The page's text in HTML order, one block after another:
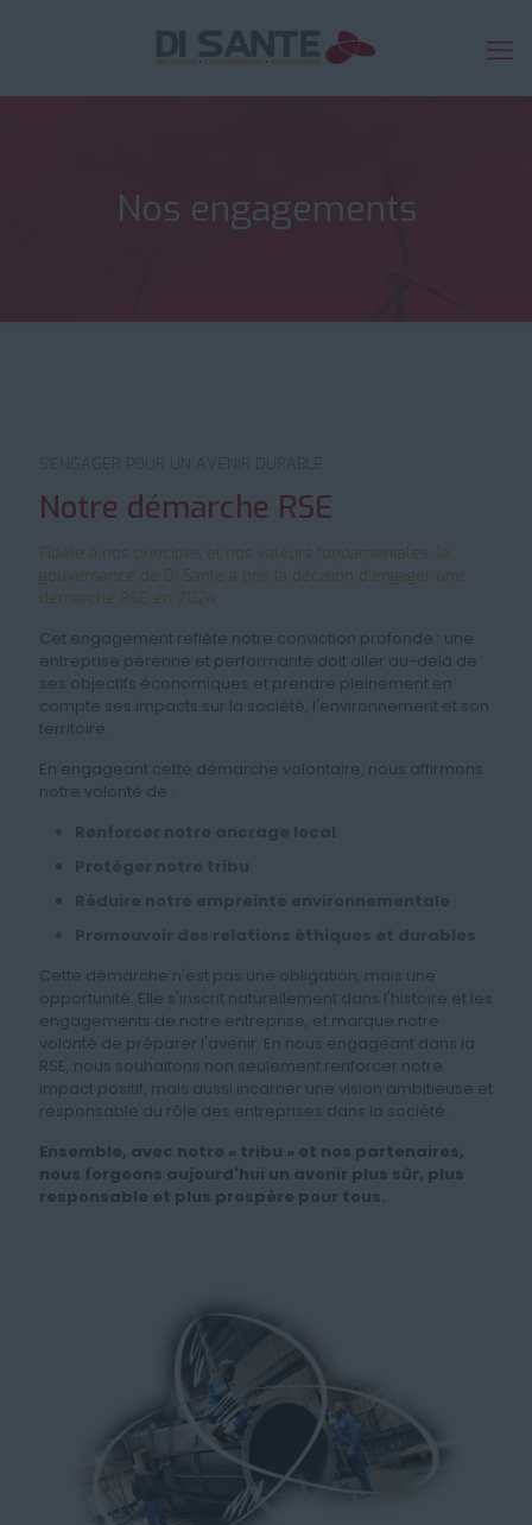
Nos engagements
Notre démarche RSE
Fidèle à nos principes et nos valeurs fondamentales, la
gouvernance de Di Sante a pris la décision d’engager une
démarche RSE en 2024.
Cet engagement reflète notre conviction profonde : une
entreprise pérenne et performante doit aller au-delà de
ses objectifs économiques et prendre pleinement en
compte ses impacts sur la société, l'environnement et son
territoire.
En engageant cette démarche volontaire, nous affirmons
notre volonté de :
Cette démarche n'est pas une obligation, mais une
opportunité. Elle s'inscrit naturellement dans l'histoire et les
engagements de notre entreprise, et marque notre
volonté de préparer l'avenir. En nous engageant dans la
RSE, nous souhaitons non seulement renforcer notre
impact positif, mais aussi incarner une vision ambitieuse et
responsable du rôle des entreprises dans la société.
Ensemble, avec notre « tribu » et nos partenaires,
nous forgeons aujourd'hui un avenir plus sûr, plus
responsable et plus prospère pour tous.